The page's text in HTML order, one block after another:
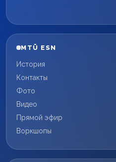
MTÜ ESN
История
Контакты
Фото
Видео
Прямой эфир
Воркшопы